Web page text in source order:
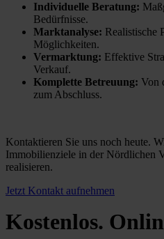
Individuelle Beratung:
Bedürfnisse.
Marktanalyse: Realistische
Möglichkeiten.
Vermarktung: Effektive
Verkauf.
Komplette Betreuung: Von
zum Abschluss.
Kontaktieren Sie uns noch heute.
Immobilienziele in der Nördlichen
realisieren.
Jetzt Kontakt aufnehmen
Kostenlos.